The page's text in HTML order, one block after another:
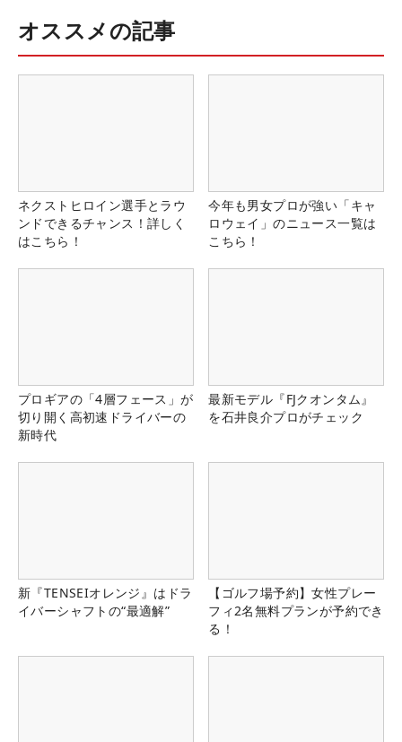
オススメの記事
ネクストヒロイン選手とラウ
ンドできるチャンス！詳しく
はこちら！
今年も男女プロが強い「キャ
ロウェイ」のニュース一覧は
こちら！
プロギアの「4層フェース」が
切り開く高初速ドライバーの
新時代
最新モデル『FJクオンタム』
を石井良介プロがチェック
新『TENSEIオレンジ』はドラ
イバーシャフトの“最適解”
【ゴルフ場予約】女性プレー
フィ2名無料プランが予約でき
る！